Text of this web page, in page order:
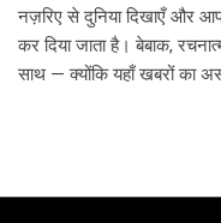
नज़रिए से दुनिया दिखाएँ और
कर दिया जाता है। बेबाक,
साथ — क्योंकि यहाँ खबरों का